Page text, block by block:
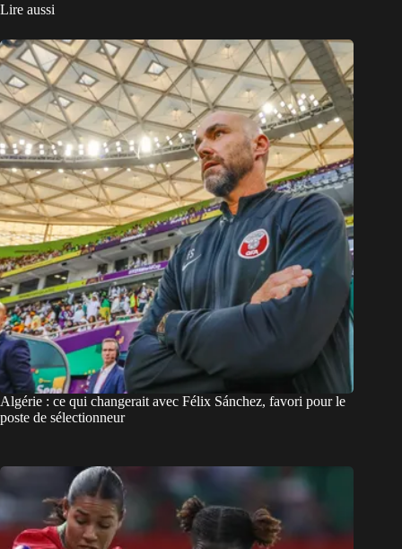
Lire aussi
Algérie : ce qui changerait avec Félix Sánchez, favori pour le
poste de sélectionneur